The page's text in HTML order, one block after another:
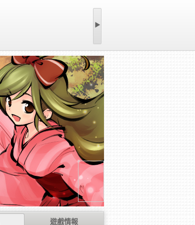
▶
遊戲情報